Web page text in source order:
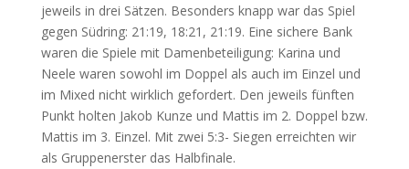
jeweils in drei Sät­zen. Beson­ders knapp war das Spiel
gegen Süd­ring: 21:19, 18:21, 21:19. Eine siche­re Bank
waren die Spie­le mit Damen­be­tei­li­gung: Kari­na und
Nee­le waren sowohl im Dop­pel als auch im Ein­zel und
im Mixed nicht wirk­lich gefor­dert. Den jeweils fünf­ten
Punkt hol­ten Jakob Kun­ze und Mat­tis im 2. Dop­pel bzw.
Mat­tis im 3. Ein­zel. Mit zwei 5:3- Sie­gen erreich­ten wir
als Grup­pen­ers­ter das Halbfinale.